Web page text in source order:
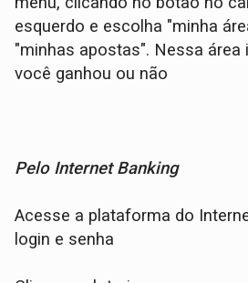
esquerdo e escolha "minha
"minhas apostas". Nessa área
você ganhou ou não
Pelo Internet Banking
Acesse a plataforma do
login e senha